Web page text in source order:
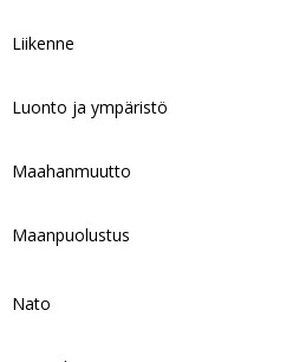
Liikenne
Luonto ja ympäristö
Maahanmuutto
Maanpuolustus
Nato